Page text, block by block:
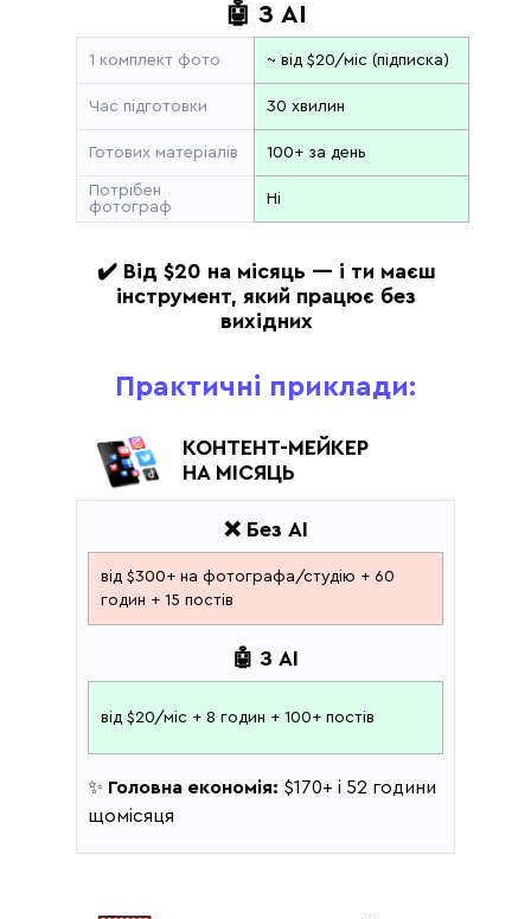
Потрібен
фотограф
Готових матеріалів
Час підготовки
1 комплект фото
Ні
100+ за день
30 хвилин
~ від $20/міс (підписка)
🤖 З AI
✔️ Від $20 на місяць — і ти маєш
інструмент, який працює без
вихідних
Практичні приклади:
від $20/міс + 8 годин + 100+ постів
🤖 З AI
від $300+ на фотографа/студію + 60
годин + 15 постів
❌ Без AI
КОНТЕНТ-МЕЙКЕР
НА МІСЯЦЬ
✨ Головна економія: $170+ і 52 години
щомісяця